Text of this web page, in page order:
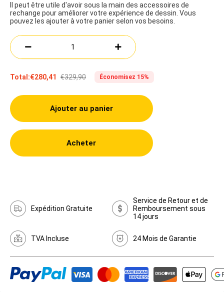
Il peut être utile d'avoir sous la main des accessoires de
rechange pour améliorer votre expérience de dessin. Vous
pouvez les ajouter à votre panier selon vos besoins.
Total:€280,41 €329,90 Économisez 15%
Ajouter au panier
Acheter
Expédition Gratuite
Service de Retour et de
Remboursement sous
14 jours
TVA Incluse 24 Mois de Garantie